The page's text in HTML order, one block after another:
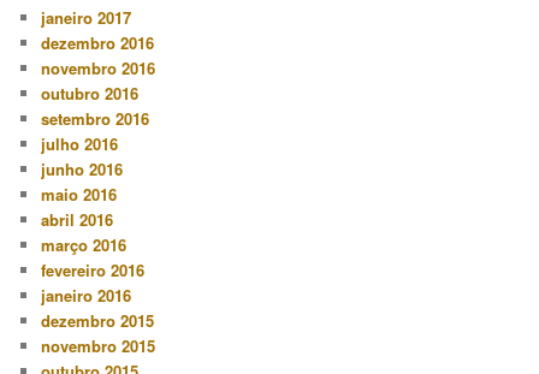
janeiro 2017
dezembro 2016
novembro 2016
outubro 2016
setembro 2016
julho 2016
junho 2016
maio 2016
abril 2016
março 2016
fevereiro 2016
janeiro 2016
dezembro 2015
novembro 2015